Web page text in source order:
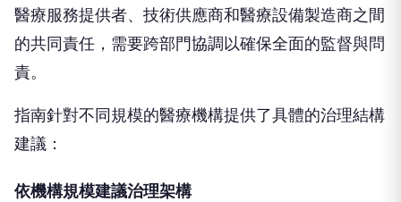
醫療服務提供者、技術供應商和醫療設備製造商之間
的共同責任，需要跨部門協調以確保全面的監督與問
責。
指南針對不同規模的醫療機構提供了具體的治理結構
建議：
依機構規模建議治理架構